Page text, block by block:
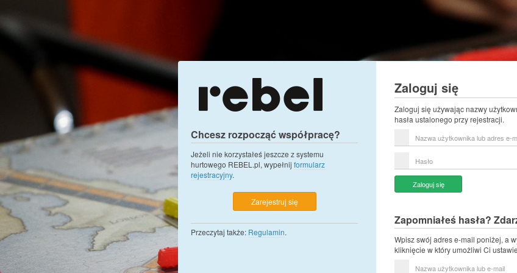
Chcesz rozpocząć współpracę?
Jeżeli nie korzystałeś jeszcze z systemu
hurtowego REBEL.pl, wypełnij formularz
rejestracyjny.
Zarejestruj się
Przeczytaj także: Regulamin.
Zaloguj się
Zaloguj się używając nazwy
hasła ustalonego przy rejestracji.
użytkownika
e-
mail
Zaloguj się
Zapomniałeś hasła?
Wpisz swój adres e-mail poniżej, a
kliknięcie w który umożliwi Ci